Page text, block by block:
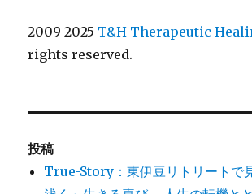
2009-2025 T&H Therapeutic
rights reserved.
投稿
True-Story：東伊豆リトリートで